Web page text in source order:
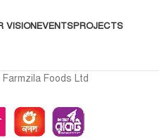
VISIONEVENTSPROJECTS
Foods Ltd